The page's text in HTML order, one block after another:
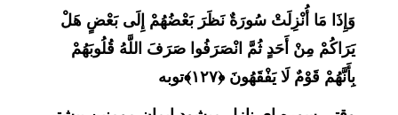
وَإِذَا مَا أُنْزِلَتْ سُورَةٌ نَظَرَ بَعْضُهُمْ إِلَى بَعْضٍ هَلْ
يَرَاكُمْ مِنْ أَحَدٍ ثُمَّ انْصَرَفُوا صَرَفَ اللَّهُ قُلُوبَهُمْ
بِأَنَّهُمْ قَوْمٌ لَا يَفْقَهُونَ ﴿۱۲۷﴾
توبه